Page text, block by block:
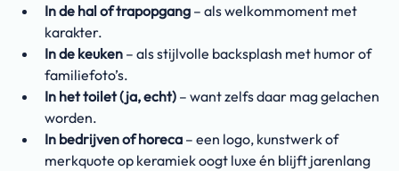
In de hal of trapopgang – als welkommoment met
karakter.
In de keuken – als stijlvolle backsplash met humor of
familiefoto’s.
In het toilet (ja, echt) – want zelfs daar mag gelachen
worden.
In bedrijven of horeca – een logo, kunstwerk of
merkquote op keramiek oogt luxe én blijft jarenlang